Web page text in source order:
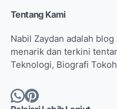
Tentang Kami
Nabil Zaydan adalah
menarik dan terkini
Teknologi, Biografi